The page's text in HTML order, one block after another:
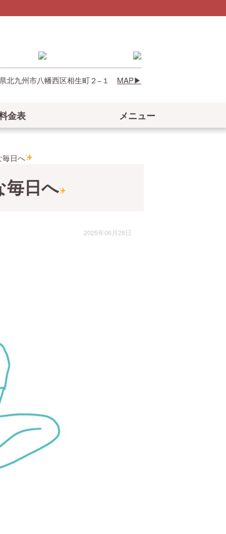
北九州市八幡西区相生町２−１ MAP
金表 メニュー
毎日へ
毎日へ
2025年06月28日